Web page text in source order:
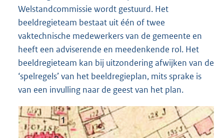
Welstandcommissie wordt gestuurd. Het
beeldregieteam bestaat uit één of twee
vaktechnische medewerkers van de gemeente en
heeft een adviserende en meedenkende rol. Het
beeldregieteam kan bij uitzondering afwijken van de
‘spelregels’ van het beeldregieplan, mits sprake is
van een invulling naar de geest van het plan.